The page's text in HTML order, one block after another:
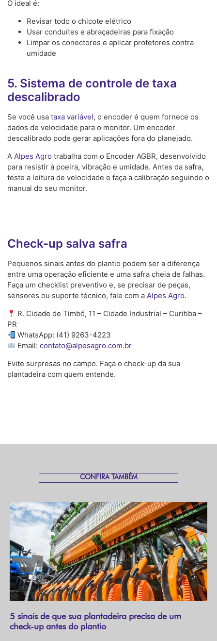
O ideal é:
Revisar todo o chicote elétrico
Usar conduítes e abraçadeiras para fixação
Limpar os conectores e aplicar protetores contra
umidade
5. Sistema de controle de taxa
descalibrado
Se você usa taxa variável, o encoder é quem fornece os
dados de velocidade para o monitor. Um encoder
descalibrado pode gerar aplicações fora do planejado.
A Alpes Agro trabalha com o Encoder AGBR, desenvolvido
para resistir à poeira, vibração e umidade. Antes da safra,
teste a leitura de velocidade e faça a calibração seguindo o
manual do seu monitor.
Check-up salva safra
Pequenos sinais antes do plantio podem ser a diferença
entre uma operação eficiente e uma safra cheia de falhas.
Faça um checklist preventivo e, se precisar de peças,
sensores ou suporte técnico, fale com a Alpes Agro.
R. Cidade de Timbó, 11 – Cidade Industrial – Curitiba –
PR
WhatsApp: (41) 9263-4223
Email:contato@alpesagro.com.br
Evite surpresas no campo. Faça o check-up da sua
plantadeira com quem entende.
CONFIRA TAMBÉM
5 sinais de que sua plantadeira precisa de um
check-up antes do plantio